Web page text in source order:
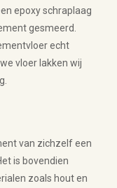
epoxy schraplaag
gesmeerd.
echt
vloer lakken wij
van zichzelf een
is bovendien
zoals hout en